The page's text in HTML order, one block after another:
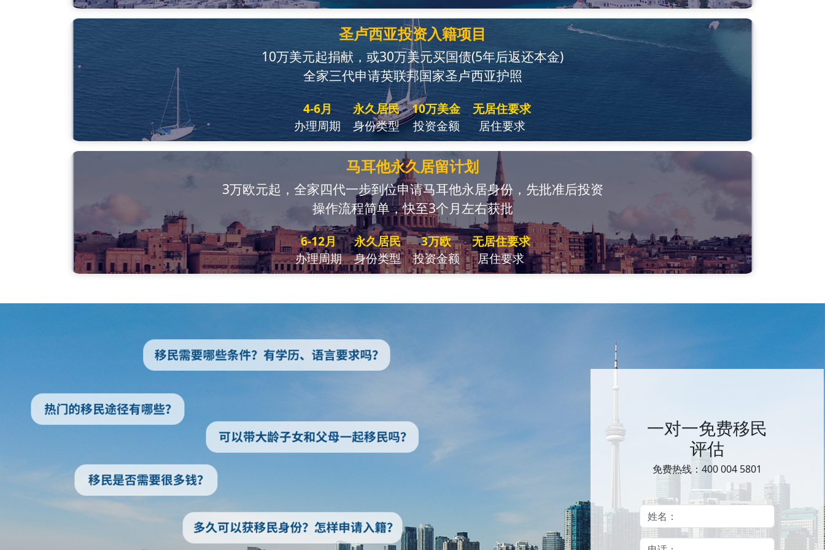
圣卢西亚投资入籍项目
10万美元起捐献，或30万美元买国债(5年后返还本金)
全家三代申请英联邦国家圣卢西亚护照
4-6月
办理周期
永久居民
身份类型
10万美金
投资金额
无居住要求
居住要求
马耳他永久居留计划
3万欧元起，全家四代一步到位申请马耳他永居身份，先批准后投资
操作流程简单，快至3个月左右获批
6-12月
办理周期
永久居民
身份类型
3万欧
投资金额
无居住要求
居住要求
一对一免费移民
评估
免费热线：400 004 5801